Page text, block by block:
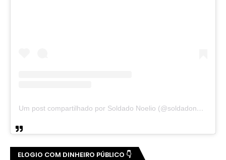
Um post compartilhado por Soldado Noelio (@soldadonoelio)
ELOGIO COM DINHEIRO PÚBLICO 👇